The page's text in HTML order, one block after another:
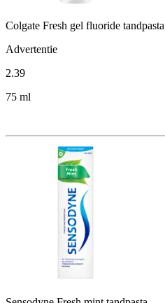
Colgate Fresh gel fluoride tandpasta
Advertentie
2.39
75 ml